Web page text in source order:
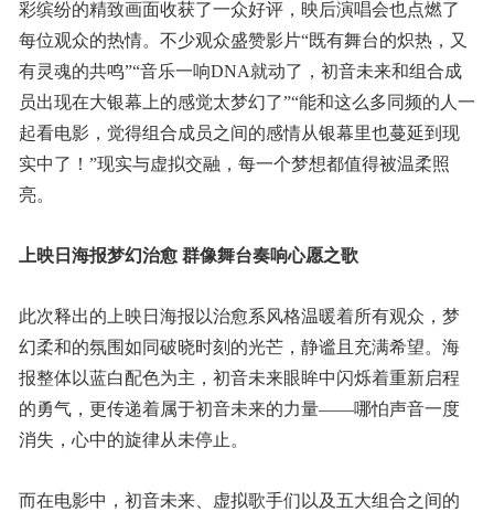
彩缤纷的精致画面收获了一众好评，映后演唱会也点燃了
每位观众的热情。不少观众盛赞影片“既有舞台的炽热，又
有灵魂的共鸣”“音乐一响DNA就动了，初音未来和组合成
员出现在大银幕上的感觉太梦幻了”“能和这么多同频的人一
起看电影，觉得组合成员之间的感情从银幕里也蔓延到现
实中了！”现实与虚拟交融，每一个梦想都值得被温柔照
亮。
上映日海报梦幻治愈 群像舞台奏响心愿之歌
此次释出的上映日海报以治愈系风格温暖着所有观众，梦
幻柔和的氛围如同破晓时刻的光芒，静谧且充满希望。海
报整体以蓝白配色为主，初音未来眼眸中闪烁着重新启程
的勇气，更传递着属于初音未来的力量——哪怕声音一度
消失，心中的旋律从未停止。
而在电影中，初音未来、虚拟歌手们以及五大组合之间的